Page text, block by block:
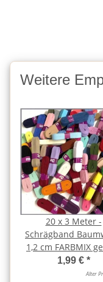
Weitere
20 x 3 Meter -
Schrägband
1,2 cm FARBMIX
1,99 € *
Alter